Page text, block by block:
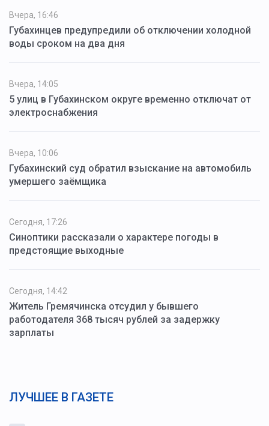
Вчера, 16:46
Губахинцев предупредили об отключении холодной
воды сроком на два дня
Вчера, 14:05
5 улиц в Губахинском округе временно отключат от
электроснабжения
Вчера, 10:06
Губахинский суд обратил взыскание на автомобиль
умершего заёмщика
Сегодня, 17:26
Синоптики рассказали о характере погоды в
предстоящие выходные
Сегодня, 14:42
Житель Гремячинска отсудил у бывшего
работодателя 368 тысяч рублей за задержку
зарплаты
ЛУЧШЕЕ В ГАЗЕТЕ